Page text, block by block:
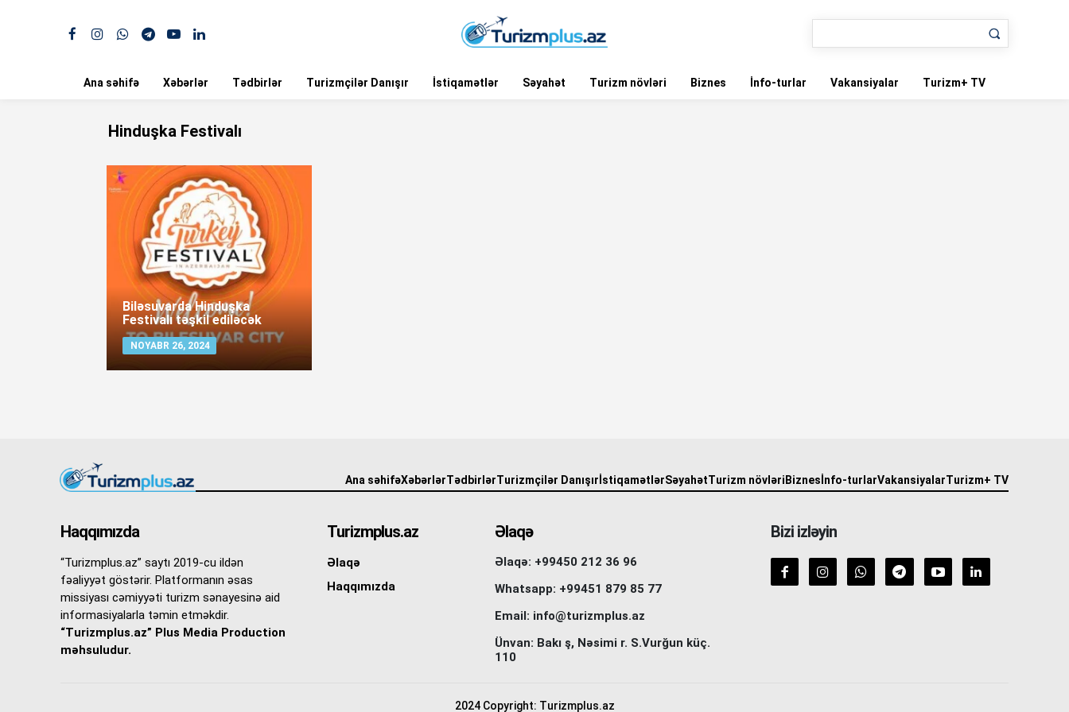
Ana səhifə Xəbərlər Tədbirlər Turizmçilər Danışır İstiqamətlər Səyahət Turizm növləri Biznes İnfo-turlar Vakansiyalar Turizm+ TV
Hinduşka Festivalı
Biləsuvarda Hinduşka
Festivalı təşkil ediləcək
NOYABR 26, 2024
Ana səhifəXəbərlərTədbirlərTurizmçilər Danışır İstiqamətlərSəyahətTurizm növləri Biznes İnfo-turlarVakansiyalarTurizm+ TV
Haqqımızda
“Turizmplus.az” saytı 2019-cu ildən
fəaliyyət göstərir. Platformanın əsas
missiyası cəmiyyəti turizm sənayesinə aid
informasiyalarla təmin etməkdir.
“Turizmplus.az” Plus Media Production
məhsuludur.
Turizmplus.az
Əlaqə
Haqqımızda
Əlaqə
Əlaqə: +99450 212 36 96
Whatsapp: +99451 879 85 77
Email: info@turizmplus.az
Ünvan: Bakı ş, Nəsimi r. S.Vurğun küç.
110
Bizi izləyin
2024 Copyright: Turizmplus.az